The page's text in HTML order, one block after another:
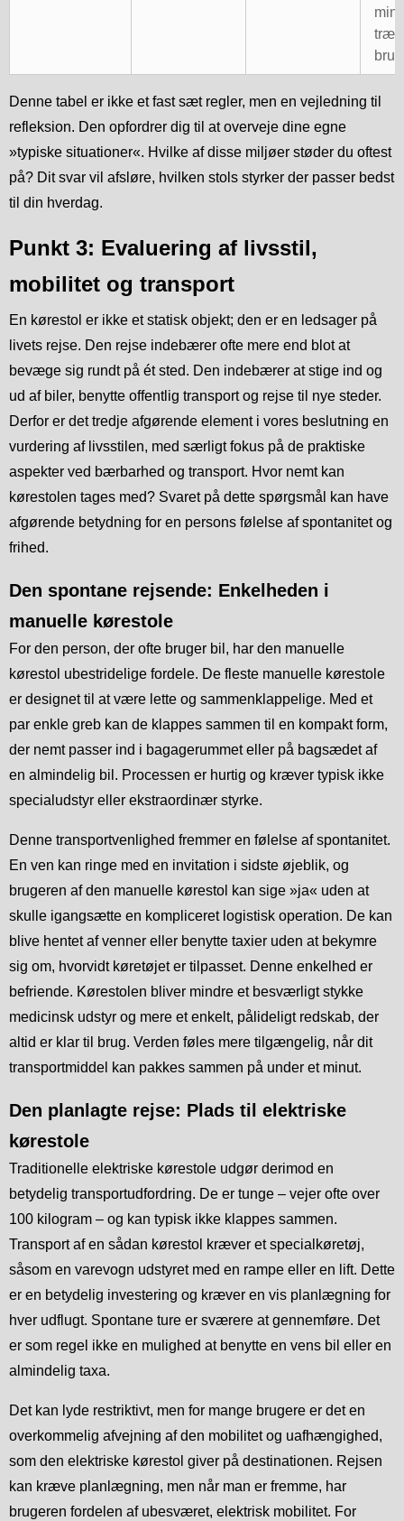
Denne tabel er ikke et fast sæt regler, men en vejledning til
refleksion. Den opfordrer dig til at overveje dine egne
»typiske situationer«. Hvilke af disse miljøer støder du oftest
på? Dit svar vil afsløre, hvilken stols styrker der passer bedst
til din hverdag.
Punkt 3: Evaluering af livsstil,
mobilitet og transport
En kørestol er ikke et statisk objekt; den er en ledsager på
livets rejse. Den rejse indebærer ofte mere end blot at
bevæge sig rundt på ét sted. Den indebærer at stige ind og
ud af biler, benytte offentlig transport og rejse til nye steder.
Derfor er det tredje afgørende element i vores beslutning en
vurdering af livsstilen, med særligt fokus på de praktiske
aspekter ved bærbarhed og transport. Hvor nemt kan
kørestolen tages med? Svaret på dette spørgsmål kan have
afgørende betydning for en persons følelse af spontanitet og
frihed.
Den spontane rejsende: Enkelheden i
manuelle kørestole
For den person, der ofte bruger bil, har den manuelle
kørestol ubestridelige fordele. De fleste manuelle kørestole
er designet til at være lette og sammenklappelige. Med et
par enkle greb kan de klappes sammen til en kompakt form,
der nemt passer ind i bagagerummet eller på bagsædet af
en almindelig bil. Processen er hurtig og kræver typisk ikke
specialudstyr eller ekstraordinær styrke.
Denne transportvenlighed fremmer en følelse af spontanitet.
En ven kan ringe med en invitation i sidste øjeblik, og
brugeren af den manuelle kørestol kan sige »ja« uden at
skulle igangsætte en kompliceret logistisk operation. De kan
blive hentet af venner eller benytte taxier uden at bekymre
sig om, hvorvidt køretøjet er tilpasset. Denne enkelhed er
befriende. Kørestolen bliver mindre et besværligt stykke
medicinsk udstyr og mere et enkelt, pålideligt redskab, der
altid er klar til brug. Verden føles mere tilgængelig, når dit
transportmiddel kan pakkes sammen på under et minut.
Den planlagte rejse: Plads til elektriske
kørestole
Traditionelle elektriske kørestole udgør derimod en
betydelig transportudfordring. De er tunge – vejer ofte over
100 kilogram – og kan typisk ikke klappes sammen.
Transport af en sådan kørestol kræver et specialkøretøj,
såsom en varevogn udstyret med en rampe eller en lift. Dette
er en betydelig investering og kræver en vis planlægning for
hver udflugt. Spontane ture er sværere at gennemføre. Det
er som regel ikke en mulighed at benytte en vens bil eller en
almindelig taxa.
Det kan lyde restriktivt, men for mange brugere er det en
overkommelig afvejning af den mobilitet og uafhængighed,
som den elektriske kørestol giver på destinationen. Rejsen
kan kræve planlægning, men når man er fremme, har
brugeren fordelen af ubesværet, elektrisk mobilitet. For